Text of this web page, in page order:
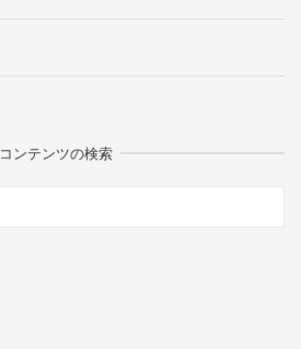
コンテンツの検索